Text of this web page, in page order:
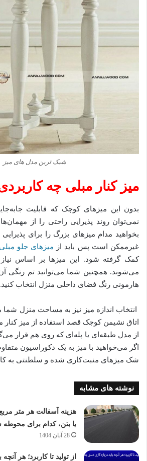
شیک ترین مدل های میز
میز کنار مبلی چه
بدون این میزهای کوچک که قابلیت
نمی‌توان روند پذیرایی راحتی را از
بخواهید مدام میزهای بزرگ را برای پذیرایی
غیرممکن است پس باید از
میزهای جلو مبلی
کمک گرفته شود. این میزها بر اساس
می‌شوند. همچنین شما می‌توانید تم رنگی آن
هارمونی رنگ فضای داخلی منزل انتخاب کنید.
انتخاب اندازه میز نیز به مساحت منزل
اتاق نشیمن کوچک قصد استفاده از میز کنار
از مدل طبقه‌ای یا پله‌ای که روی هم قرار
اگر می‌خواهید با میز به یک دکوراسیون
شک میزهای منبت‌کاری شده و سلطنتی به
نوشته های مشابه
یا بتن، کدام برای
28 آبان 1404
از تولید تا کاربرد؛ هر